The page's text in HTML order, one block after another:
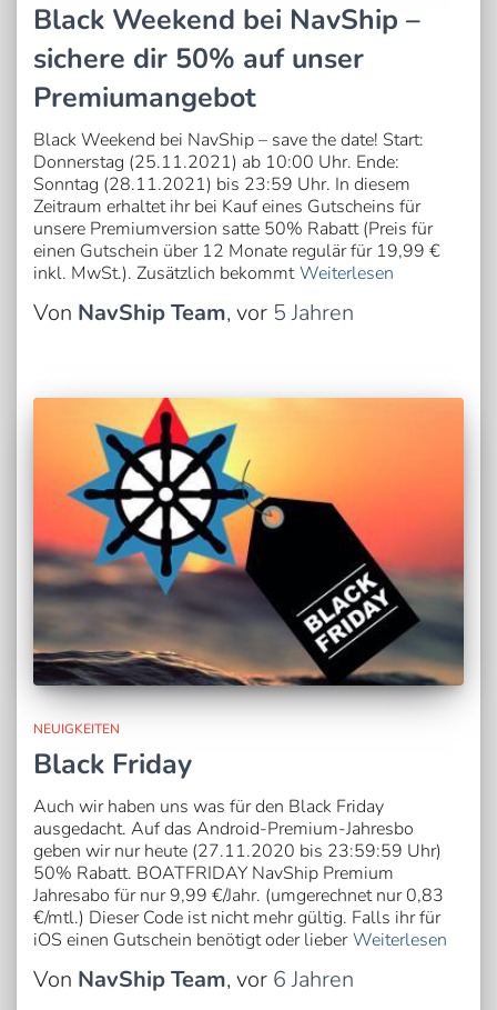
Black Weekend bei NavShip –
sichere dir 50% auf unser
Premiumangebot
Black Weekend bei NavShip – save the date! Start:
Donnerstag (25.11.2021) ab 10:00 Uhr. Ende:
Sonntag (28.11.2021) bis 23:59 Uhr. In diesem
Zeitraum erhaltet ihr bei Kauf eines Gutscheins für
unsere Premiumversion satte 50% Rabatt (Preis für
einen Gutschein über 12 Monate regulär für 19,99 €
inkl. MwSt.). Zusätzlich bekommt Weiterlesen
Von NavShip Team, vor 5 Jahren
NEUIGKEITEN
Black Friday
Auch wir haben uns was für den Black Friday
ausgedacht. Auf das Android-Premium-Jahresbo
geben wir nur heute (27.11.2020 bis 23:59:59 Uhr)
50% Rabatt. BOATFRIDAY NavShip Premium
Jahresabo für nur 9,99 €/Jahr. (umgerechnet nur 0,83
€/mtl.) Dieser Code ist nicht mehr gültig. Falls ihr für
iOS einen Gutschein benötigt oder lieber Weiterlesen
Von NavShip Team, vor 6 Jahren